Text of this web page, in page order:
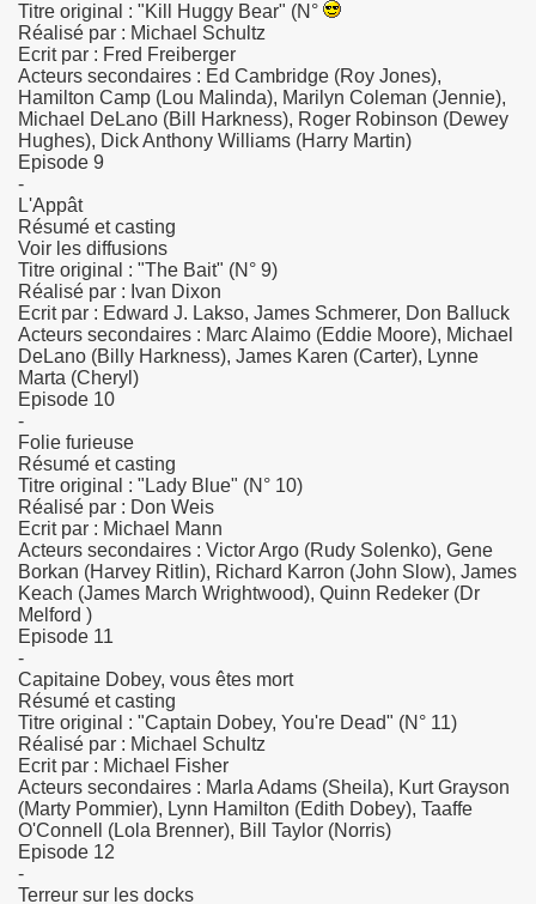
Titre original : "Kill Huggy Bear" (N°
Réalisé par : Michael Schultz
Ecrit par : Fred Freiberger
Acteurs secondaires : Ed Cambridge (Roy Jones),
Hamilton Camp (Lou Malinda), Marilyn Coleman (Jennie),
Michael DeLano (Bill Harkness), Roger Robinson (Dewey
Hughes), Dick Anthony Williams (Harry Martin)
Episode 9
-
L'Appât
Résumé et casting
Voir les diffusions
Titre original : "The Bait" (N° 9)
Réalisé par : Ivan Dixon
Ecrit par : Edward J. Lakso, James Schmerer, Don Balluck
Acteurs secondaires : Marc Alaimo (Eddie Moore), Michael
DeLano (Billy Harkness), James Karen (Carter), Lynne
Marta (Cheryl)
Episode 10
-
Folie furieuse
Résumé et casting
Titre original : "Lady Blue" (N° 10)
Réalisé par : Don Weis
Ecrit par : Michael Mann
Acteurs secondaires : Victor Argo (Rudy Solenko), Gene
Borkan (Harvey Ritlin), Richard Karron (John Slow), James
Keach (James March Wrightwood), Quinn Redeker (Dr
Melford )
Episode 11
-
Capitaine Dobey, vous êtes mort
Résumé et casting
Titre original : "Captain Dobey, You're Dead" (N° 11)
Réalisé par : Michael Schultz
Ecrit par : Michael Fisher
Acteurs secondaires : Marla Adams (Sheila), Kurt Grayson
(Marty Pommier), Lynn Hamilton (Edith Dobey), Taaffe
O'Connell (Lola Brenner), Bill Taylor (Norris)
Episode 12
-
Terreur sur les docks
/ les annees bleues